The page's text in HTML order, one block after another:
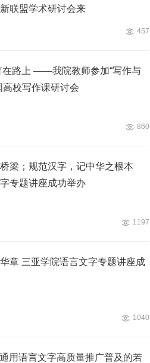
联盟学术研讨会来
457
在路上 ——我院教师参加“写作与
高校写作课研讨会
860
梁；规范汉字，记中华之根本
专题讲座成功举办
1197
章 三亚学院语言文字专题讲座成
1040
用语言文字高质量推广普及的若